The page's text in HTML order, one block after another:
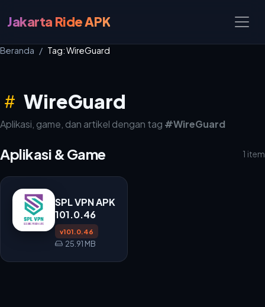
Jakarta Ride APK
Beranda Tag: WireGuard
WireGuard
Aplikasi, game, dan artikel dengan tag #WireGuard
Aplikasi & Game 1 item
SPL VPN APK
101.0.46
v101.0.46
25.91 MB